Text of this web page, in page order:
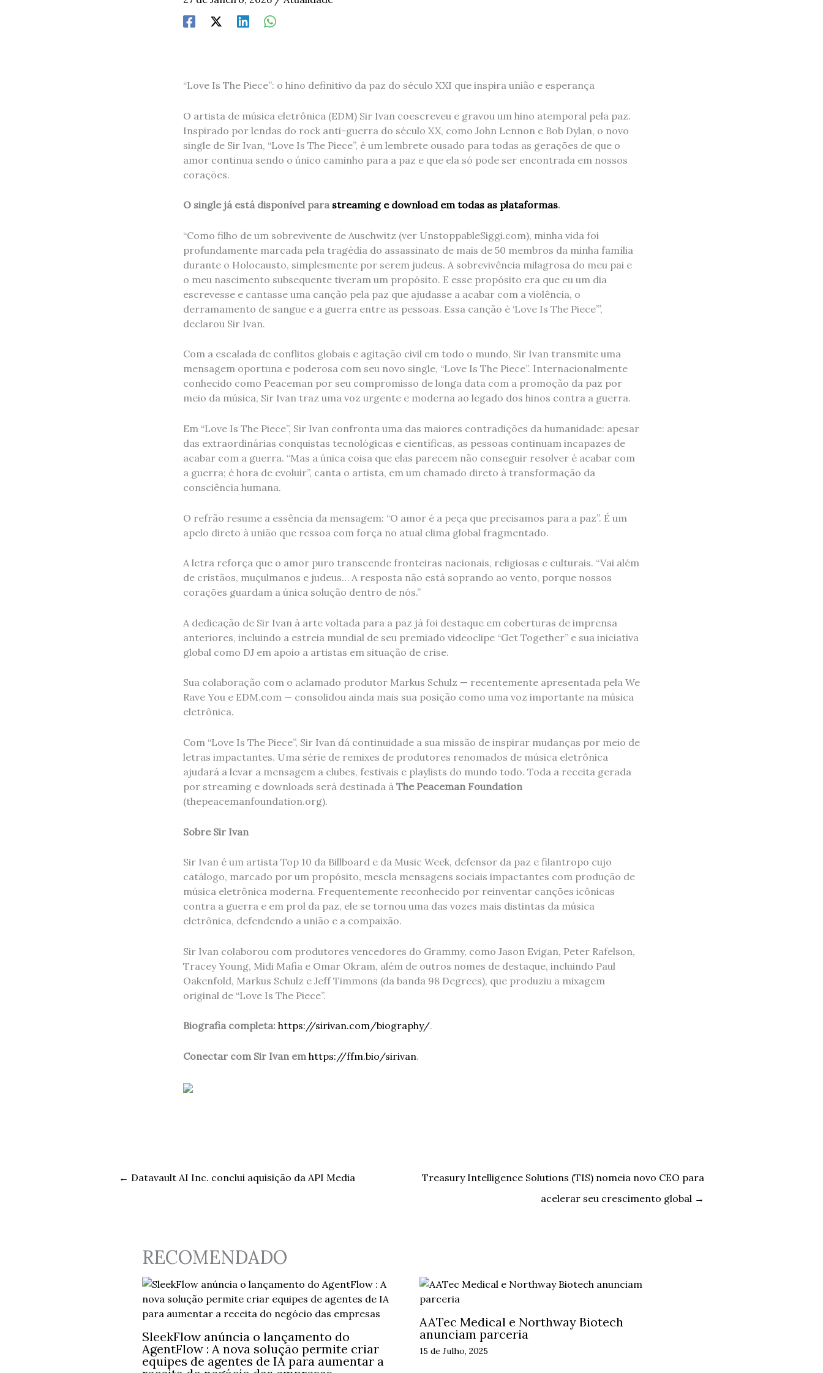
“Love Is The Piece”: o hino definitivo da paz do século XXI que inspira união e esperança
O artista de música eletrônica (EDM) Sir Ivan coescreveu e gravou um hino atemporal pela paz.
Inspirado por lendas do rock anti-guerra do século XX, como John Lennon e Bob Dylan, o novo
single de Sir Ivan, “Love Is The Piece”, é um lembrete ousado para todas as gerações de que o
amor continua sendo o único caminho para a paz e que ela só pode ser encontrada em nossos
corações.
O single já está disponível para streaming e download em todas as plataformas.
“Como filho de um sobrevivente de Auschwitz (ver UnstoppableSiggi.com), minha vida foi
profundamente marcada pela tragédia do assassinato de mais de 50 membros da minha família
durante o Holocausto, simplesmente por serem judeus. A sobrevivência milagrosa do meu pai e
o meu nascimento subsequente tiveram um propósito. E esse propósito era que eu um dia
escrevesse e cantasse uma canção pela paz que ajudasse a acabar com a violência, o
derramamento de sangue e a guerra entre as pessoas. Essa canção é ‘Love Is The Piece’”,
declarou Sir Ivan.
Com a escalada de conflitos globais e agitação civil em todo o mundo, Sir Ivan transmite uma
mensagem oportuna e poderosa com seu novo single, “Love Is The Piece”. Internacionalmente
conhecido como Peaceman por seu compromisso de longa data com a promoção da paz por
meio da música, Sir Ivan traz uma voz urgente e moderna ao legado dos hinos contra a guerra.
Em “Love Is The Piece”, Sir Ivan confronta uma das maiores contradições da humanidade: apesar
das extraordinárias conquistas tecnológicas e científicas, as pessoas continuam incapazes de
acabar com a guerra. “Mas a única coisa que elas parecem não conseguir resolver é acabar com
a guerra; é hora de evoluir”, canta o artista, em um chamado direto à transformação da
consciência humana.
O refrão resume a essência da mensagem: “O amor é a peça que precisamos para a paz”. É um
apelo direto à união que ressoa com força no atual clima global fragmentado.
A letra reforça que o amor puro transcende fronteiras nacionais, religiosas e culturais. “Vai além
de cristãos, muçulmanos e judeus… A resposta não está soprando ao vento, porque nossos
corações guardam a única solução dentro de nós.”
A dedicação de Sir Ivan à arte voltada para a paz já foi destaque em coberturas de imprensa
anteriores, incluindo a estreia mundial de seu premiado videoclipe “Get Together” e sua iniciativa
global como DJ em apoio a artistas em situação de crise.
Sua colaboração com o aclamado produtor Markus Schulz — recentemente apresentada pela We
Rave You e EDM.com — consolidou ainda mais sua posição como uma voz importante na música
eletrônica.
Com “Love Is The Piece”, Sir Ivan dá continuidade a sua missão de inspirar mudanças por meio de
letras impactantes. Uma série de remixes de produtores renomados de música eletrônica
ajudará a levar a mensagem a clubes, festivais e playlists do mundo todo. Toda a receita gerada
por streaming e downloads será destinada à The Peaceman Foundation
(thepeacemanfoundation.org).
Sobre Sir Ivan
Sir Ivan é um artista Top 10 da Billboard e da Music Week, defensor da paz e filantropo cujo
catálogo, marcado por um propósito, mescla mensagens sociais impactantes com produção de
música eletrônica moderna. Frequentemente reconhecido por reinventar canções icônicas
contra a guerra e em prol da paz, ele se tornou uma das vozes mais distintas da música
eletrônica, defendendo a união e a compaixão.
Sir Ivan colaborou com produtores vencedores do Grammy, como Jason Evigan, Peter Rafelson,
Tracey Young, Midi Mafia e Omar Okram, além de outros nomes de destaque, incluindo Paul
Oakenfold, Markus Schulz e Jeff Timmons (da banda 98 Degrees), que produziu a mixagem
original de “Love Is The Piece”.
Biografia completa: https://sirivan.com/biography/.
Conectar com Sir Ivan em https://ffm.bio/sirivan.
← Datavault AI Inc. conclui aquisição da API Media
Treasury Intelligence Solutions (TIS) nomeia novo CEO para
acelerar seu crescimento global →
RECOMENDADO
SleekFlow anúncia o lançamento do
AgentFlow : A nova solução permite criar
equipes de agentes de IA para aumentar a
AATec Medical e Northway Biotech
anunciam parceria
15 de Julho, 2025